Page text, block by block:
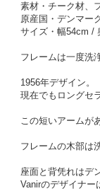
素材・チーク材、
原産国・デンマー
サイズ・幅54cm /
フレームは一度洗
1956年デザイン。
現在でもロングセ
この短いアームが
フレームの木部は
座面と背凭れはデ
Vanirのデザイナー